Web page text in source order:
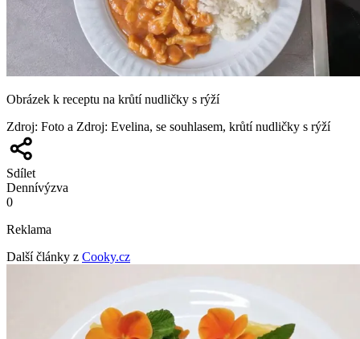
Obrázek k receptu na krůtí nudličky s rýží
Zdroj: Foto a Zdroj: Evelina, se souhlasem, krůtí nudličky s rýží
Sdílet
Dennívýzva
0
Reklama
Další články z Cooky.cz